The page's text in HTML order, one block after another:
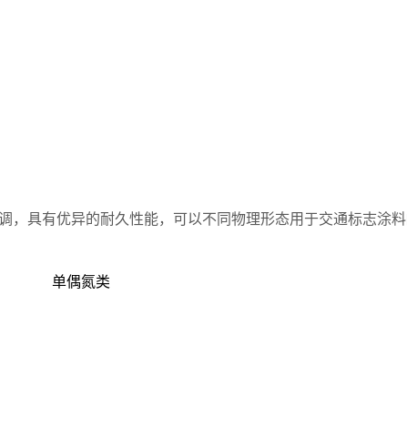
，具有优异的耐久性能，可以不同物理形态用于交通标志涂
单偶氮类